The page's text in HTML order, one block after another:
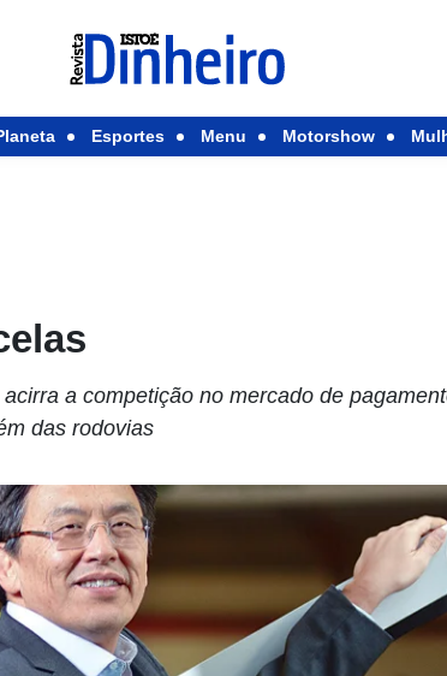
Esportes Menu Motorshow
a competição no mercado de
das rodovias